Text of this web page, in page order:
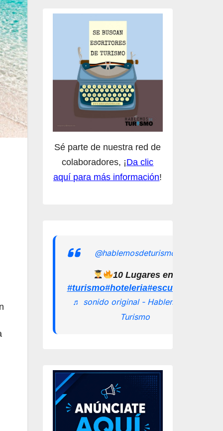
Sé parte de nuestra red de
colaboradores, ¡Da clic
aquí para más información!
@hablemosdeturismomx
10 Lugares en los que
#turismo#hoteleria
♬ sonido original - Hablemos de
Turismo